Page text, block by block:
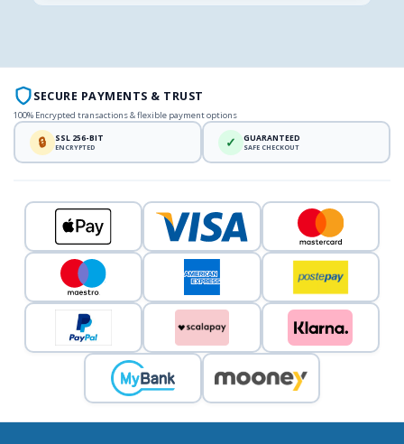
SECURE PAYMENTS & TRUST
100% Encrypted transactions & flexible payment options
🔒 SSL 256-BIT
ENCRYPTED ✓ GUARANTEED
SAFE CHECKOUT